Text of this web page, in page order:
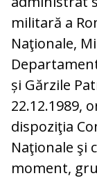
militară a
Naţionale,
și Gărzile
22.12.1989,
dispoziţia
Naţionale şi
moment,